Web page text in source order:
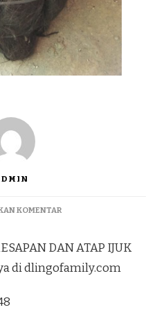
KOMENTARPADA
RESAPAN
DAN
DAN ATAP IJUK
di dlingofamily.com